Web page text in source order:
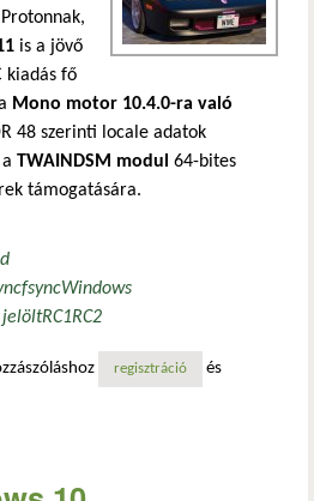
is a jövő
kiadás fő
Mono motor 10.4.0-ra való
48 szerinti locale adatok
TWAINDSM modul 64-bites
támogatására.
fsyncWindows
jelöltRC1RC2
már a kertek alatt, befutottak a kiadásra jelölt
regisztráció és